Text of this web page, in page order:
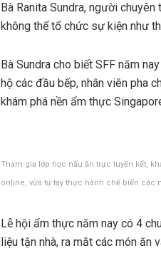
Bà Ranita Sundra, người
không thể tổ chức sự kiện như
Bà Sundra cho biết SFF năm
hộ các đầu bếp, nhân viên pha
khám phá nền ẩm thực
Tham gia lớp học nấu ăn trực tuyến kết,
online, vừa tự tay thực hành chế biến các
Lễ hội ẩm thực năm nay có 4
liệu tận nhà, ra mắt các món